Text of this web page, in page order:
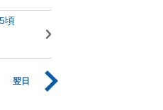
頃
翌日